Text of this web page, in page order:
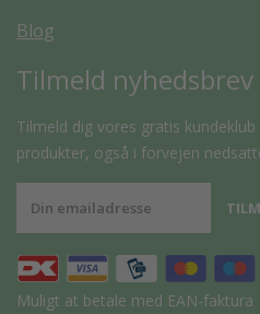
Blog
Tilmeld nyhedsbrev
Tilmeld dig vores gratis
produkter, også i forvejen
Muligt at betale med EAN-faktura